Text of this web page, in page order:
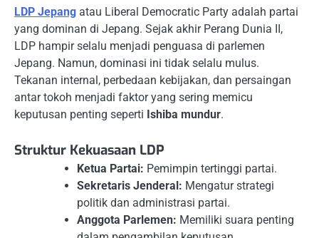
LDP Jepang atau Liberal Democratic Party adalah partai
yang dominan di Jepang. Sejak akhir Perang Dunia II,
LDP hampir selalu menjadi penguasa di parlemen
Jepang. Namun, dominasi ini tidak selalu mulus.
Tekanan internal, perbedaan kebijakan, dan persaingan
antar tokoh menjadi faktor yang sering memicu
keputusan penting seperti Ishiba mundur.
Struktur Kekuasaan LDP
Ketua Partai: Pemimpin tertinggi partai.
Sekretaris Jenderal: Mengatur strategi
politik dan administrasi partai.
Anggota Parlemen: Memiliki suara penting